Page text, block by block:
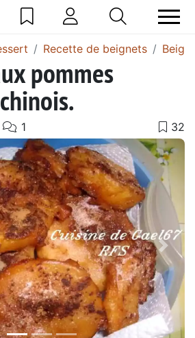
Recette de beignets
pommes